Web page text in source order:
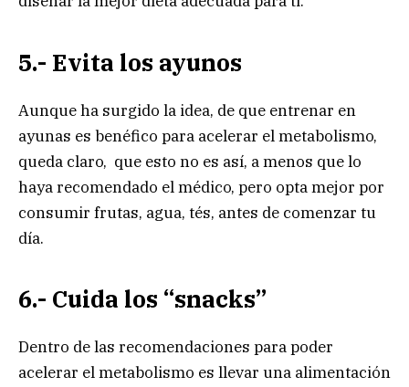
5.- Evita los ayunos
Aunque ha surgido la idea, de que entrenar en
ayunas es benéfico para acelerar el metabolismo,
queda claro, que esto no es así, a menos que lo
haya recomendado el médico, pero opta mejor por
consumir frutas, agua, tés, antes de comenzar tu
día.
6.- Cuida los “snacks”
Dentro de las recomendaciones para poder
acelerar el metabolismo es llevar una alimentación